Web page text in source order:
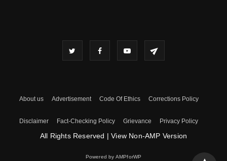
About us Advertisement Code Of Ethics Corrections Policy
Disclaimer Fact-Checking Policy Grievance Privacy Policy
All Rights Reserved | View Non-AMP Version
Powered by AMPforWP